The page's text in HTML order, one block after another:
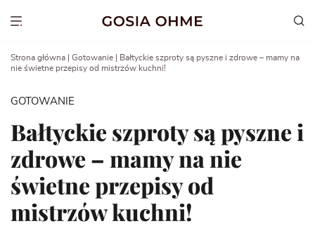
Show menu
Strona główna Gotowanie
Bałtyckie szproty są pyszne i zdrowe – mamy na
nie świetne przepisy od mistrzów kuchni!
GOTOWANIE
Bałtyckie szproty są pyszne i
zdrowe – mamy na nie
świetne przepisy od
mistrzów kuchni!